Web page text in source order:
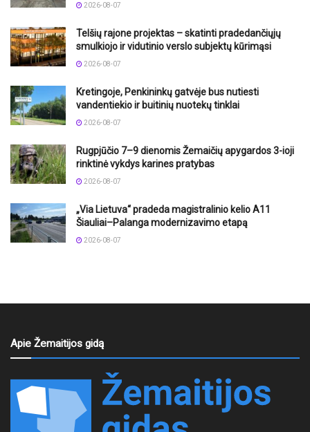
2026-08-07
Telšių rajone projektas – skatinti pradedančiųjų
smulkiojo ir vidutinio verslo subjektų kūrimąsi
2026-08-07
Kretingoje, Penkininkų gatvėje bus nutiesti
vandentiekio ir buitinių nuotekų tinklai
2026-08-07
Rugpjūčio 7–9 dienomis Žemaičių apygardos 3-ioji
rinktinė vykdys karines pratybas
2026-08-07
„Via Lietuva“ pradeda magistralinio kelio A11
Šiauliai–Palanga modernizavimo etapą
2026-08-07
Apie Žemaitijos gidą